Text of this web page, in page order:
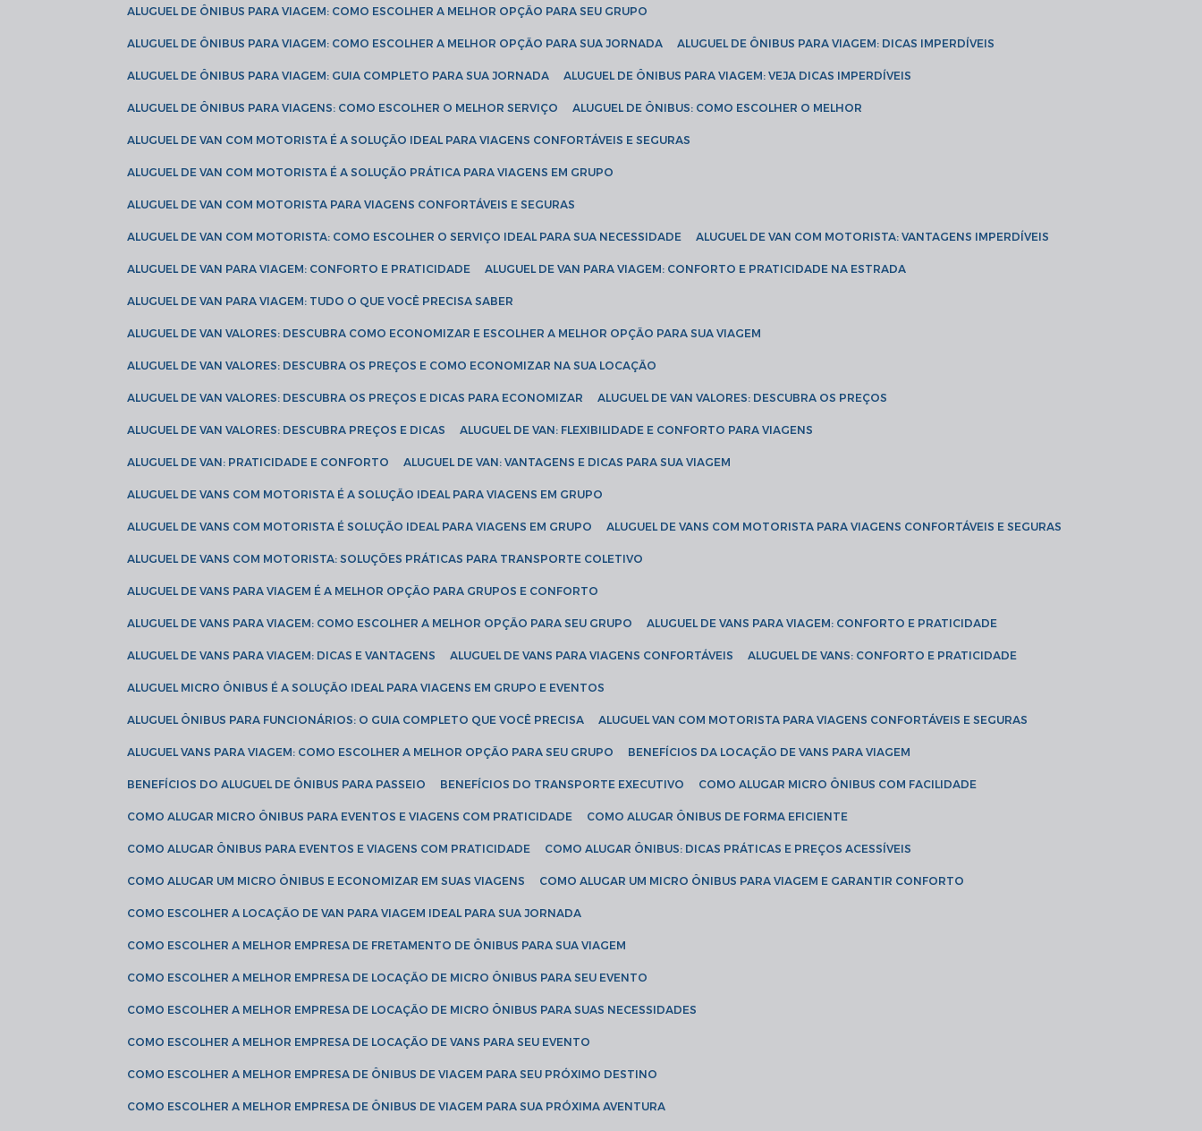
ALUGUEL DE ÔNIBUS PARA VIAGEM: COMO ESCOLHER A MELHOR OPÇÃO PARA SEU GRUPO
ALUGUEL DE ÔNIBUS PARA VIAGEM: COMO ESCOLHER A MELHOR OPÇÃO PARA SUA JORNADA ALUGUEL DE ÔNIBUS PARA VIAGEM: DICAS IMPERDÍVEIS
ALUGUEL DE ÔNIBUS PARA VIAGEM: GUIA COMPLETO PARA SUA JORNADA ALUGUEL DE ÔNIBUS PARA VIAGEM: VEJA DICAS IMPERDÍVEIS
ALUGUEL DE ÔNIBUS PARA VIAGENS: COMO ESCOLHER O MELHOR SERVIÇO ALUGUEL DE ÔNIBUS: COMO ESCOLHER O MELHOR
ALUGUEL DE VAN COM MOTORISTA É A SOLUÇÃO IDEAL PARA VIAGENS CONFORTÁVEIS E SEGURAS
ALUGUEL DE VAN COM MOTORISTA É A SOLUÇÃO PRÁTICA PARA VIAGENS EM GRUPO
ALUGUEL DE VAN COM MOTORISTA PARA VIAGENS CONFORTÁVEIS E SEGURAS
ALUGUEL DE VAN COM MOTORISTA: COMO ESCOLHER O SERVIÇO IDEAL PARA SUA NECESSIDADE ALUGUEL DE VAN COM MOTORISTA: VANTAGENS IMPERDÍVEIS
ALUGUEL DE VAN PARA VIAGEM: CONFORTO E PRATICIDADE ALUGUEL DE VAN PARA VIAGEM: CONFORTO E PRATICIDADE NA ESTRADA
ALUGUEL DE VAN PARA VIAGEM: TUDO O QUE VOCÊ PRECISA SABER
ALUGUEL DE VAN VALORES: DESCUBRA COMO ECONOMIZAR E ESCOLHER A MELHOR OPÇÃO PARA SUA VIAGEM
ALUGUEL DE VAN VALORES: DESCUBRA OS PREÇOS E COMO ECONOMIZAR NA SUA LOCAÇÃO
ALUGUEL DE VAN VALORES: DESCUBRA OS PREÇOS E DICAS PARA ECONOMIZAR ALUGUEL DE VAN VALORES: DESCUBRA OS PREÇOS
ALUGUEL DE VAN VALORES: DESCUBRA PREÇOS E DICAS ALUGUEL DE VAN: FLEXIBILIDADE E CONFORTO PARA VIAGENS
ALUGUEL DE VAN: PRATICIDADE E CONFORTO ALUGUEL DE VAN: VANTAGENS E DICAS PARA SUA VIAGEM
ALUGUEL DE VANS COM MOTORISTA É A SOLUÇÃO IDEAL PARA VIAGENS EM GRUPO
ALUGUEL DE VANS COM MOTORISTA É SOLUÇÃO IDEAL PARA VIAGENS EM GRUPO ALUGUEL DE VANS COM MOTORISTA PARA VIAGENS CONFORTÁVEIS E SEGURAS
ALUGUEL DE VANS COM MOTORISTA: SOLUÇÕES PRÁTICAS PARA TRANSPORTE COLETIVO
ALUGUEL DE VANS PARA VIAGEM É A MELHOR OPÇÃO PARA GRUPOS E CONFORTO
ALUGUEL DE VANS PARA VIAGEM: COMO ESCOLHER A MELHOR OPÇÃO PARA SEU GRUPO ALUGUEL DE VANS PARA VIAGEM: CONFORTO E PRATICIDADE
ALUGUEL DE VANS PARA VIAGEM: DICAS E VANTAGENS ALUGUEL DE VANS PARA VIAGENS CONFORTÁVEIS ALUGUEL DE VANS: CONFORTO E PRATICIDADE
ALUGUEL MICRO ÔNIBUS É A SOLUÇÃO IDEAL PARA VIAGENS EM GRUPO E EVENTOS
ALUGUEL ÔNIBUS PARA FUNCIONÁRIOS: O GUIA COMPLETO QUE VOCÊ PRECISA ALUGUEL VAN COM MOTORISTA PARA VIAGENS CONFORTÁVEIS E SEGURAS
ALUGUEL VANS PARA VIAGEM: COMO ESCOLHER A MELHOR OPÇÃO PARA SEU GRUPO BENEFÍCIOS DA LOCAÇÃO DE VANS PARA VIAGEM
BENEFÍCIOS DO ALUGUEL DE ÔNIBUS PARA PASSEIO BENEFÍCIOS DO TRANSPORTE EXECUTIVO COMO ALUGAR MICRO ÔNIBUS COM FACILIDADE
COMO ALUGAR MICRO ÔNIBUS PARA EVENTOS E VIAGENS COM PRATICIDADE COMO ALUGAR ÔNIBUS DE FORMA EFICIENTE
COMO ALUGAR ÔNIBUS PARA EVENTOS E VIAGENS COM PRATICIDADE COMO ALUGAR ÔNIBUS: DICAS PRÁTICAS E PREÇOS ACESSÍVEIS
COMO ALUGAR UM MICRO ÔNIBUS E ECONOMIZAR EM SUAS VIAGENS COMO ALUGAR UM MICRO ÔNIBUS PARA VIAGEM E GARANTIR CONFORTO
COMO ESCOLHER A LOCAÇÃO DE VAN PARA VIAGEM IDEAL PARA SUA JORNADA
COMO ESCOLHER A MELHOR EMPRESA DE FRETAMENTO DE ÔNIBUS PARA SUA VIAGEM
COMO ESCOLHER A MELHOR EMPRESA DE LOCAÇÃO DE MICRO ÔNIBUS PARA SEU EVENTO
COMO ESCOLHER A MELHOR EMPRESA DE LOCAÇÃO DE MICRO ÔNIBUS PARA SUAS NECESSIDADES
COMO ESCOLHER A MELHOR EMPRESA DE LOCAÇÃO DE VANS PARA SEU EVENTO
COMO ESCOLHER A MELHOR EMPRESA DE ÔNIBUS DE VIAGEM PARA SEU PRÓXIMO DESTINO
COMO ESCOLHER A MELHOR EMPRESA DE ÔNIBUS DE VIAGEM PARA SUA PRÓXIMA AVENTURA